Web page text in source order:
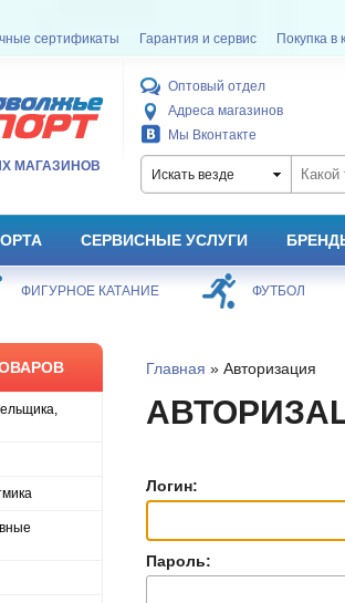
сертификаты Гарантия и сервис Покупка в
МАГАЗИНОВ
Оптовый отдел
Адреса магазинов
Мы Вконтакте
Искать везде
СЕРВИСНЫЕ УСЛУГИ
ФИГУРНОЕ КАТАНИЕ ФУТБОЛ
Главная » Авторизация
Логин:
Пароль: